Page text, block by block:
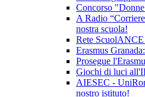
Concorso
A Radio
nostra scuola!
Rete
Erasmus
Prosegue
Giochi di luci
AIESEC -
nostro istituto!